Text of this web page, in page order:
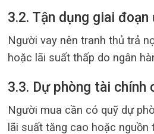
3.2. Tận dụng giai
Người vay nên tranh thủ trả
hoặc lãi suất thấp do ngân
3.3. Dự phòng tài chính
Người mua cần có quỹ dự
lãi suất tăng cao hoặc nguồn